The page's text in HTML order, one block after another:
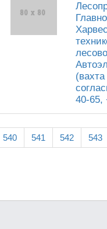
40-65,
540 541 542 543